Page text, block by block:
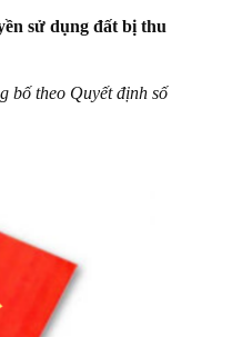
sử dụng đất bị thu
bố theo Quyết định số